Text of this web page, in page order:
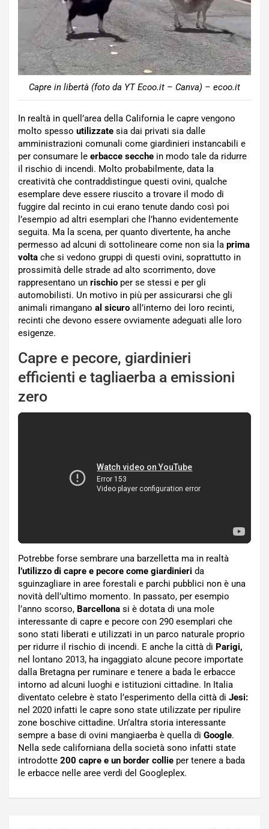
Capre in libertà (foto da YT Ecoo.it – Canva) – ecoo.it
In realtà in quell’area della California le capre vengono
molto spesso utilizzate sia dai privati sia dalle
amministrazioni comunali come giardinieri instancabili e
per consumare le erbacce secche in modo tale da ridurre
il rischio di incendi. Molto probabilmente, data la
creatività che contraddistingue questi ovini, qualche
esemplare deve essere riuscito a trovare il modo di
fuggire dal recinto in cui erano tenute dando così poi
l’esempio ad altri esemplari che l’hanno evidentemente
seguita. Ma la scena, per quanto divertente, ha anche
permesso ad alcuni di sottolineare come non sia la prima
volta che si vedono gruppi di questi ovini, soprattutto in
prossimità delle strade ad alto scorrimento, dove
rappresentano un rischio per se stessi e per gli
automobilisti. Un motivo in più per assicurarsi che gli
animali rimangano al sicuro all’interno dei loro recinti,
recinti che devono essere ovviamente adeguati alle loro
esigenze.
Capre e pecore, giardinieri
efficienti e tagliaerba a emissioni
zero
Potrebbe forse sembrare una barzelletta ma in realtà
l’utilizzo di capre e pecore come giardinieri da
sguinzagliare in aree forestali e parchi pubblici non è una
novità dell’ultimo momento. In passato, per esempio
l’anno scorso, Barcellona si è dotata di una mole
interessante di capre e pecore con 290 esemplari che
sono stati liberati e utilizzati in un parco naturale proprio
per ridurre il rischio di incendi. E anche la città di Parigi,
nel lontano 2013, ha ingaggiato alcune pecore importate
dalla Bretagna per ruminare e tenere a bada le erbacce
intorno ad alcuni luoghi e istituzioni cittadine. In Italia
diventato celebre è stato l’esperimento della città di Jesi:
nel 2020 infatti le capre sono state utilizzate per ripulire
zone boschive cittadine. Un’altra storia interessante
sempre a base di ovini mangiaerba è quella di Google.
Nella sede californiana della società sono infatti state
introdotte 200 capre e un border collie per tenere a bada
le erbacce nelle aree verdi del Googleplex.